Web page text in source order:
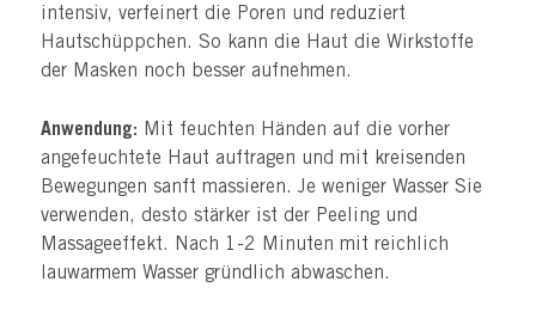
intensiv, verfeinert die Poren und reduziert
Hautschüppchen. So kann die Haut die Wirkstoffe
der Masken noch besser aufnehmen.
Anwendung: Mit feuchten Händen auf die vorher
angefeuchtete Haut auftragen und mit kreisenden
Bewegungen sanft massieren. Je weniger Wasser Sie
verwenden, desto stärker ist der Peeling und
Massageeffekt. Nach 1-2 Minuten mit reichlich
lauwarmem Wasser gründlich abwaschen.